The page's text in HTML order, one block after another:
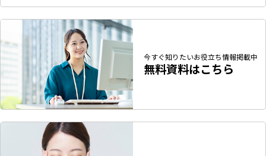
今すぐ知りたいお役立ち情報掲載中
無料資料はこちら